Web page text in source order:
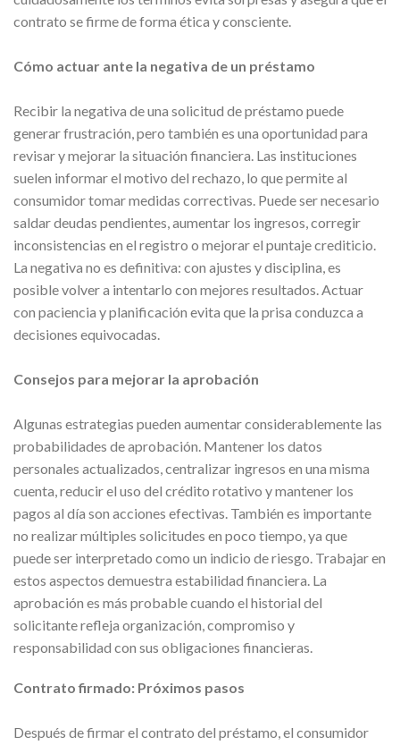
contrato se firme de forma ética y consciente.
Cómo actuar ante la negativa de un préstamo
Recibir la negativa de una solicitud de préstamo puede
generar frustración, pero también es una oportunidad para
revisar y mejorar la situación financiera. Las instituciones
suelen informar el motivo del rechazo, lo que permite al
consumidor tomar medidas correctivas. Puede ser necesario
saldar deudas pendientes, aumentar los ingresos, corregir
inconsistencias en el registro o mejorar el puntaje crediticio.
La negativa no es definitiva: con ajustes y disciplina, es
posible volver a intentarlo con mejores resultados. Actuar
con paciencia y planificación evita que la prisa conduzca a
decisiones equivocadas.
Consejos para mejorar la aprobación
Algunas estrategias pueden aumentar considerablemente las
probabilidades de aprobación. Mantener los datos
personales actualizados, centralizar ingresos en una misma
cuenta, reducir el uso del crédito rotativo y mantener los
pagos al día son acciones efectivas. También es importante
no realizar múltiples solicitudes en poco tiempo, ya que
puede ser interpretado como un indicio de riesgo. Trabajar en
estos aspectos demuestra estabilidad financiera. La
aprobación es más probable cuando el historial del
solicitante refleja organización, compromiso y
responsabilidad con sus obligaciones financieras.
Contrato firmado: Próximos pasos
Después de firmar el contrato del préstamo, el consumidor